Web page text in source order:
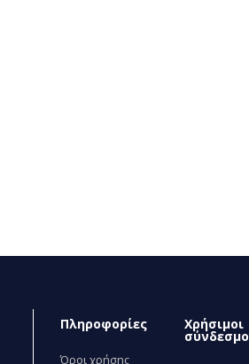
Πληροφορίες
Όροι χρήσης
Χρήσιμοι